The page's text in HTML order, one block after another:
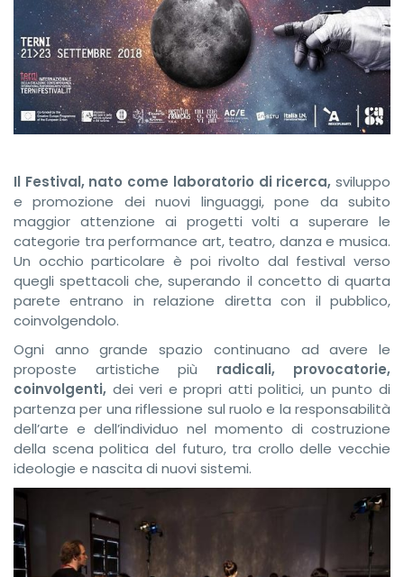
Il Festival, nato come laboratorio di ricerca, sviluppo
e promozione dei nuovi linguaggi, pone da subito
maggior attenzione ai progetti volti a superare le
categorie tra performance art, teatro, danza e musica.
Un occhio particolare è poi rivolto dal festival verso
quegli spettacoli che, superando il concetto di quarta
parete entrano in relazione diretta con il pubblico,
coinvolgendolo.
Ogni anno grande spazio continuano ad avere le
proposte artistiche più radicali, provocatorie,
coinvolgenti, dei veri e propri atti politici, un punto di
partenza per una riflessione sul ruolo e la responsabilità
dell’arte e dell’individuo nel momento di costruzione
della scena politica del futuro, tra crollo delle vecchie
ideologie e nascita di nuovi sistemi.